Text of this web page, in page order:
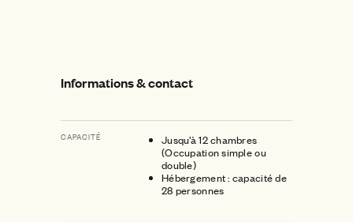
Informations & contact
CAPACITÉ
Jusqu’à 12 chambres
(Occupation simple ou
double)
Hébergement : capacité de
28 personnes